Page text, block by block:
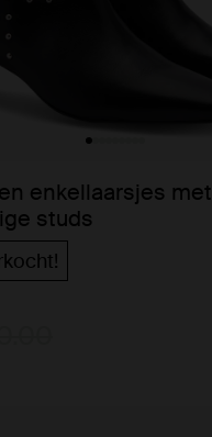
enkellaarsjes met
studs